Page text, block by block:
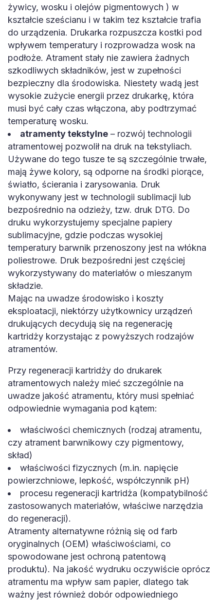
żywicy, wosku i olejów pigmentowych ) w
kształcie sześcianu i w takim tez kształcie trafia
do urządzenia. Drukarka rozpuszcza kostki pod
wpływem temperatury i rozprowadza wosk na
podłoże. Atrament stały nie zawiera żadnych
szkodliwych składników, jest w zupełności
bezpieczny dla środowiska. Niestety wadą jest
wysokie zużycie energii przez drukarkę, która
musi być cały czas włączona, aby podtrzymać
temperaturę wosku.
atramenty tekstylne – rozwój technologii
atramentowej pozwolił na druk na tekstyliach.
Używane do tego tusze te są szczególnie trwałe,
mają żywe kolory, są odporne na środki piorące,
światło, ścierania i zarysowania. Druk
wykonywany jest w technologii sublimacji lub
bezpośrednio na odzieży, tzw. druk DTG. Do
druku wykorzystujemy specjalne papiery
sublimacyjne, gdzie podczas wysokiej
temperatury barwnik przenoszony jest na włókna
poliestrowe. Druk bezpośredni jest częściej
wykorzystywany do materiałów o mieszanym
składzie.
Mając na uwadze środowisko i koszty
eksploatacji, niektórzy użytkownicy urządzeń
drukujących decydują się na regenerację
kartridży korzystając z powyższych rodzajów
atramentów.
Przy regeneracji kartridży do drukarek
atramentowych należy mieć szczególnie na
uwadze jakość atramentu, który musi spełniać
odpowiednie wymagania pod kątem:
właściwości chemicznych (rodzaj atramentu,
czy atrament barwnikowy czy pigmentowy,
skład)
właściwości fizycznych (m.in. napięcie
powierzchniowe, lepkość, współczynnik pH)
procesu regeneracji kartridża (kompatybilność
zastosowanych materiałów, właściwe narzędzia
do regeneracji).
Atramenty alternatywne różnią się od farb
oryginalnych (OEM) właściwościami, co
spowodowane jest ochroną patentową
produktu). Na jakość wydruku oczywiście oprócz
atramentu ma wpływ sam papier, dlatego tak
ważny jest również dobór odpowiedniego